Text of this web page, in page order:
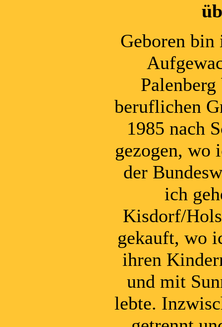
Geboren bin
beruflichen
1985 nach
gezogen, wo
der
ich
Kisdorf/
gekauft, wo
ihren
und mit
lebte.